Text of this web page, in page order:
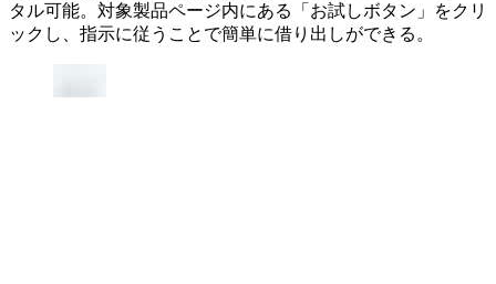
タル可能。対象製品ページ内にある「お試しボタン」をクリ
ックし、指示に従うことで簡単に借り出しができる。